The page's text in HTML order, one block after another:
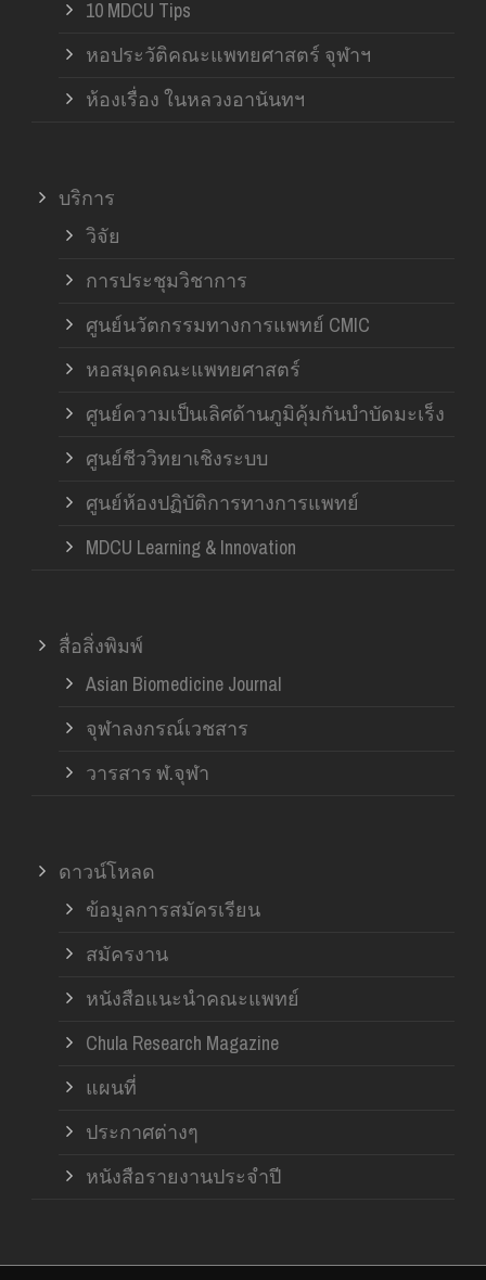
10 MDCU Tips
หอประวัติคณะแพทยศาสตร์ จุฬาฯ
ห้องเรื่อง ในหลวงอานันทฯ
บริการ
วิจัย
การประชุมวิชาการ
ศูนย์นวัตกรรมทางการแพทย์ CMIC
หอสมุดคณะแพทยศาสตร์
ศูนย์ความเป็นเลิศด้านภูมิคุ้มกันบำบัดมะเร็ง
ศูนย์ชีววิทยาเชิงระบบ
ศูนย์ห้องปฏิบัติการทางการแพทย์
MDCU Learning & Innovation
สื่อสิ่งพิมพ์
Asian Biomedicine Journal
จุฬาลงกรณ์เวชสาร
วารสาร ฬ.จุฬา
ดาวน์โหลด
ข้อมูลการสมัครเรียน
สมัครงาน
หนังสือแนะนำคณะแพทย์
Chula Research Magazine
แผนที่
ประกาศต่างๆ
หนังสือรายงานประจำปี